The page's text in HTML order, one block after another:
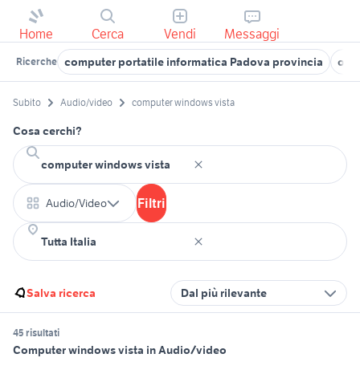
Home Cerca Vendi Messaggi
Ricerche computer portatile informatica Padova provincia
Subito Audio/video computer windows vista
Cosa cerchi?
Audio/Video Filtri
Salva ricerca Dal più rilevante
45 risultati
Computer windows vista in Audio/video